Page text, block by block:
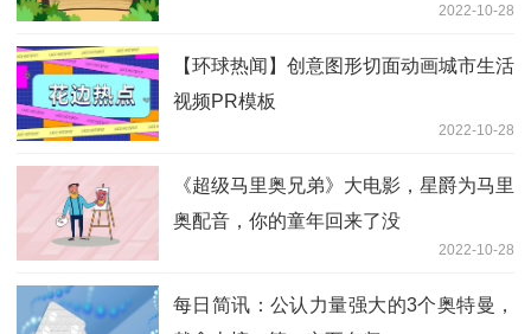
2022-10-28
【环球热闻】创意图形切面动画城市生活
视频PR模板
2022-10-28
《超级马里奥兄弟》大电影，星爵为马里
奥配音，你的童年回来了没
2022-10-28
每日简讯：公认力量强大的3个奥特曼，